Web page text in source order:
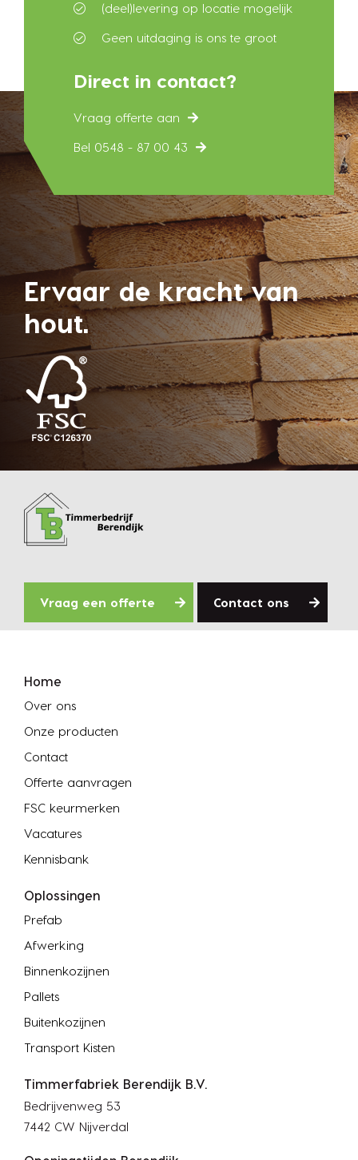
(deel)levering op locatie mogelijk
Geen uitdaging is ons te groot
Direct in contact?
Vraag offerte aan
Bel 0548 - 87 00 43
Ervaar de kracht van
hout.
Vraag een offerte Contact ons
Home
Over ons
Onze producten
Contact
Offerte aanvragen
FSC keurmerken
Vacatures
Kennisbank
Oplossingen
Prefab
Afwerking
Binnenkozijnen
Pallets
Buitenkozijnen
Transport Kisten
Timmerfabriek Berendijk B.V.
Bedrijvenweg 53
7442 CW Nijverdal